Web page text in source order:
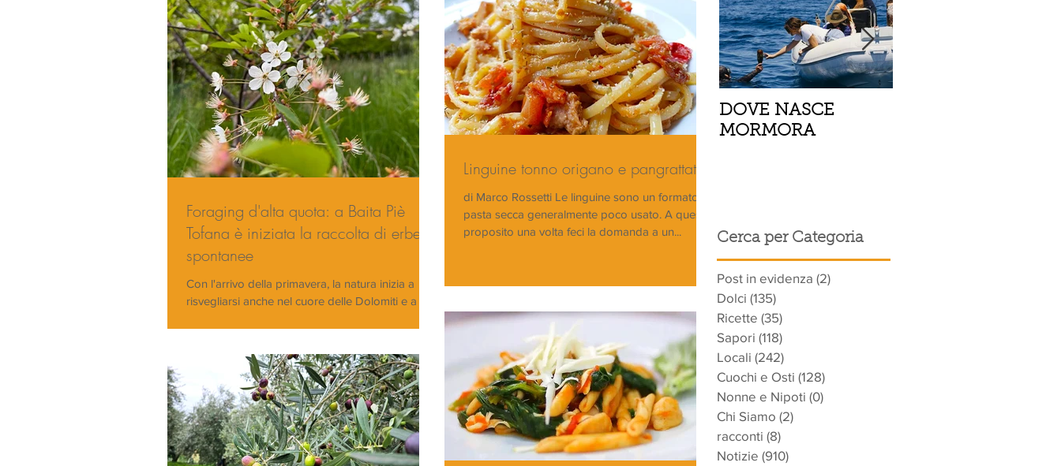
Foraging d'alta quota: a Baita Piè
Tofana è iniziata la raccolta di erbe
spontanee
Con l'arrivo della primavera, la natura inizia a
risvegliarsi anche nel cuore delle Dolomiti e a
Linguine tonno origano e pangrattato
di Marco Rossetti Le linguine sono un formato di
pasta secca generalmente poco usato. A questo
proposito una volta feci la domanda a un...
DOVE NASCE
MORMORA
Cerca per Categoria
Post in evidenza (2)
Dolci (135)
Ricette (35)
Sapori (118)
Locali (242)
Cuochi e Osti (128)
Nonne e Nipoti (0)
Chi Siamo (2)
racconti (8)
Notizie (910)